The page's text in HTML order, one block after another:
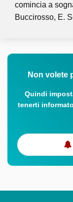
comincia a
Buccirosso, E.
Non volete
Quindi
tenerti